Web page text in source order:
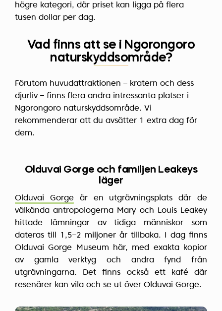
högre kategori, där priset kan ligga på flera
tusen dollar per dag.
Vad finns att se i Ngorongoro
naturskyddsområde?
Förutom huvudattraktionen – kratern och dess
djurliv – finns flera andra intressanta platser i
Ngorongoro naturskyddsområde. Vi
rekommenderar att du avsätter 1 extra dag för
dem.
Olduvai Gorge och familjen Leakeys
läger
Olduvai Gorgeär en utgrävningsplats där de
välkända antropologerna Mary och Louis Leakey
hittade lämningar av tidiga människor som
dateras till 1,5–2 miljoner år tillbaka. I dag finns
Olduvai Gorge Museum här, med exakta kopior
av gamla verktyg och andra fynd från
utgrävningarna. Det finns också ett kafé där
resenärer kan vila och se ut över Olduvai Gorge.